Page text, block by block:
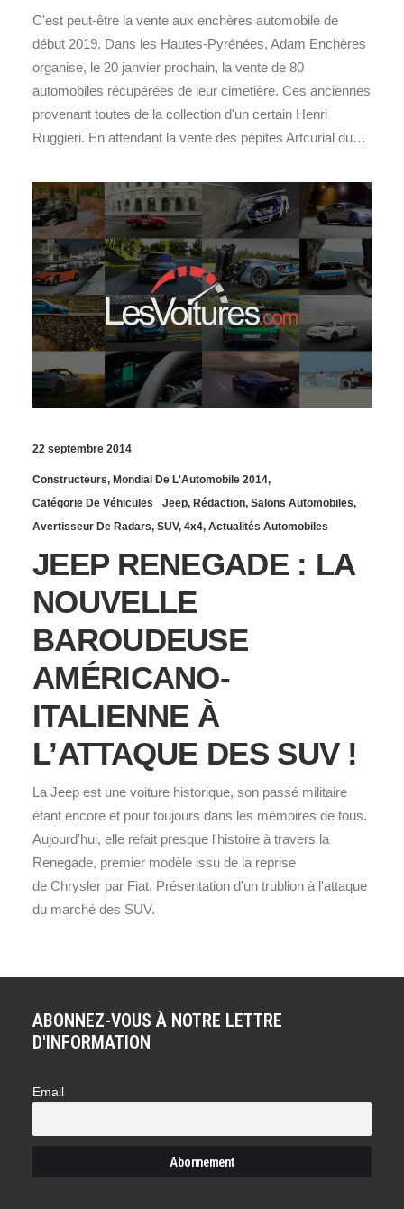
C'est peut-être la vente aux enchères automobile de
début 2019. Dans les Hautes-Pyrénées, Adam Enchères
organise, le 20 janvier prochain, la vente de 80
automobiles récupérées de leur cimetière. Ces anciennes
provenant toutes de la collection d'un certain Henri
Ruggieri. En attendant la vente des pépites Artcurial du…
22 septembre 2014
Constructeurs, Mondial De L'Automobile 2014,
Catégorie De Véhicules
Jeep, Rédaction, Salons Automobiles,
Avertisseur De Radars, SUV, 4x4, Actualités Automobiles
JEEP RENEGADE : LA
NOUVELLE
BAROUDEUSE
AMÉRICANO-
ITALIENNE À
L’ATTAQUE DES SUV !
La Jeep est une voiture historique, son passé militaire
étant encore et pour toujours dans les mémoires de tous.
Aujourd'hui, elle refait presque l'histoire à travers la
Renegade, premier modèle issu de la reprise
de Chrysler par Fiat. Présentation d'un trublion à l'attaque
du marché des SUV.
ABONNEZ-VOUS À NOTRE LETTRE
D'INFORMATION
Email